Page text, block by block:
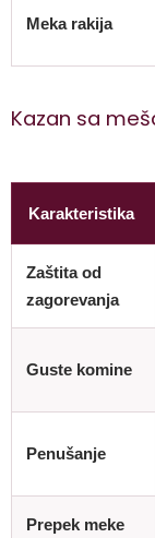
Meka rakija
Kazan sa
Karakteristika
Zaštita od
zagorevanja
Guste komine
Penušanje
Prepek meke